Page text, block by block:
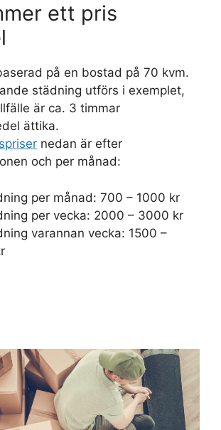
ett pris
på en bostad på 70 kvm.
städning utförs i exemplet,
är ca. 3 timmar
ättika.
nedan är efter
och per månad:
per månad: 700 – 1000 kr
per vecka: 2000 – 3000 kr
varannan vecka: 1500 –